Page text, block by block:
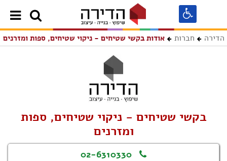
הדירה חברות אודות בקשי שטיחים - ניקוי שטיחים, ספות ומזרנים
בקשי שטיחים - ניקוי שטיחים, ספות
ומזרנים
02-6310330